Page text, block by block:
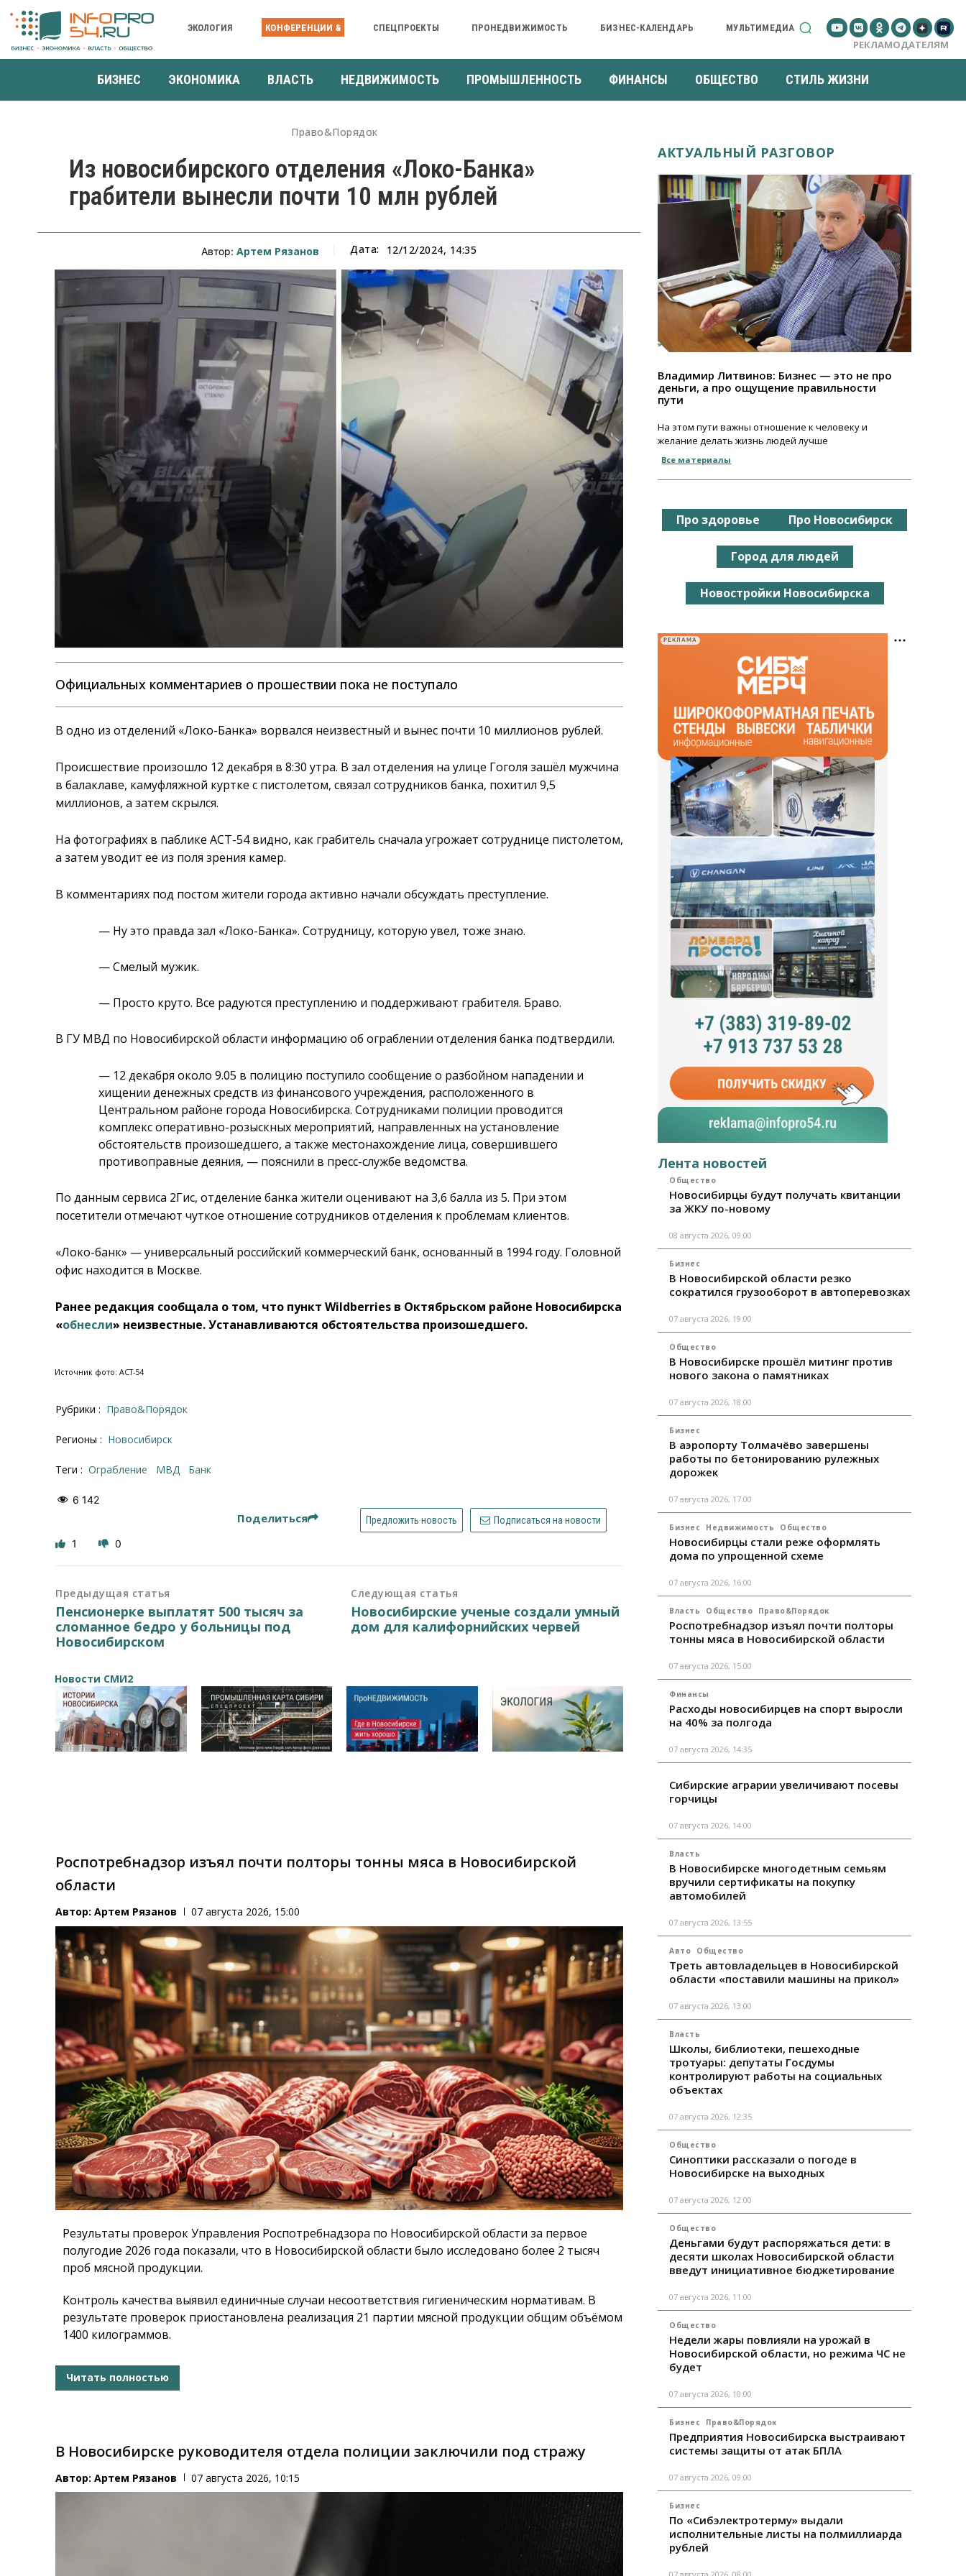
ЭКОЛОГИЯ КОНФЕРЕНЦИИ & СПЕЦПРОЕКТЫ ПРОНЕДВИЖИМОСТЬ БИЗНЕС-КАЛЕНДАРЬ МУЛЬТИМЕДИА
РЕКЛАМОДАТЕЛЯМ
БИЗНЕС ЭКОНОМИКА ВЛАСТЬ НЕДВИЖИМОСТЬ ПРОМЫШЛЕННОСТЬ ФИНАНСЫ ОБЩЕСТВО СТИЛЬ ЖИЗНИ
Право&Порядок
Из новосибирского отделения «Локо-Банка»
грабители вынесли почти 10 млн рублей
Автор:Артем Рязанов Дата: 12/12/2024, 14:35
Официальных комментариев о прошествии пока не поступало
В одно из отделений «Локо-Банка» ворвался неизвестный и вынес почти 10 миллионов рублей.
Происшествие произошло 12 декабря в 8:30 утра. В зал отделения на улице Гоголя зашёл мужчина
в балаклаве, камуфляжной куртке с пистолетом, связал сотрудников банка, похитил 9,5
миллионов, а затем скрылся.
На фотографиях в паблике АСТ-54 видно, как грабитель сначала угрожает сотруднице пистолетом,
а затем уводит ее из поля зрения камер.
В комментариях под постом жители города активно начали обсуждать преступление.
— Ну это правда зал «Локо-Банка». Сотрудницу, которую увел, тоже знаю.
— Смелый мужик.
— Просто круто. Все радуются преступлению и поддерживают грабителя. Браво.
В ГУ МВД по Новосибирской области информацию об ограблении отделения банка подтвердили.
— 12 декабря около 9.05 в полицию поступило сообщение о разбойном нападении и
хищении денежных средств из финансового учреждения, расположенного в
Центральном районе города Новосибирска. Сотрудниками полиции проводится
комплекс оперативно-розыскных мероприятий, направленных на установление
обстоятельств произошедшего, а также местонахождение лица, совершившего
противоправные деяния, — пояснили в пресс-службе ведомства.
По данным сервиса 2Гис, отделение банка жители оценивают на 3,6 балла из 5. При этом
посетители отмечают чуткое отношение сотрудников отделения к проблемам клиентов.
«Локо-банк» — универсальный российский коммерческий банк, основанный в 1994 году. Головной
офис находится в Москве.
Ранее редакция сообщала о том, что пункт Wildberries в Октябрьском районе Новосибирска
«обнесли» неизвестные. Устанавливаются обстоятельства произошедшего.
Источник фото: АСТ-54
Рубрики : Право&Порядок
Регионы : Новосибирск
Теги : ограбление МВД банк
6 142
Поделиться Предложить новость Подписаться на новости
1 0
Предыдущая статья
Пенсионерке выплатят 500 тысяч за
сломанное бедро у больницы под
Новосибирском
Следующая статья
Новосибирские ученые создали умный
дом для калифорнийских червей
Новости СМИ2
Роспотребнадзор изъял почти полторы тонны мяса в Новосибирской
области
Автор:Артем Рязанов 07 августа 2026, 15:00
Результаты проверок Управления Роспотребнадзора по Новосибирской области за первое
полугодие 2026 года показали, что в Новосибирской области было исследовано более 2 тысяч
проб мясной продукции.
Контроль качества выявил единичные случаи несоответствия гигиеническим нормативам. В
результате проверок приостановлена реализация 21 партии мясной продукции общим объёмом
1400 килограммов.
Читать полностью
В Новосибирске руководителя отдела полиции заключили под стражу
Автор:Артем Рязанов 07 августа 2026, 10:15
АКТУАЛЬНЫЙ РАЗГОВОР
Владимир Литвинов: Бизнес — это не про
деньги, а про ощущение правильности
пути
На этом пути важны отношение к человеку и
желание делать жизнь людей лучше
Все материалы
Про здоровье Про Новосибирск
Город для людей
Новостройки Новосибирска
РЕКЛАМА
Лента новостей
Общество
Новосибирцы будут получать квитанции
за ЖКУ по-новому
08 августа 2026, 09:00
Бизнес
В Новосибирской области резко
сократился грузооборот в автоперевозках
07 августа 2026, 19:00
Общество
В Новосибирске прошёл митинг против
нового закона о памятниках
07 августа 2026, 18:00
Бизнес
В аэропорту Толмачёво завершены
работы по бетонированию рулежных
дорожек
07 августа 2026, 17:00
Бизнес Недвижимость Общество
Новосибирцы стали реже оформлять
дома по упрощенной схеме
07 августа 2026, 16:00
Власть Общество Право&Порядок
Роспотребнадзор изъял почти полторы
тонны мяса в Новосибирской области
07 августа 2026, 15:00
Финансы
Расходы новосибирцев на спорт выросли
на 40% за полгода
07 августа 2026, 14:35
Сибирские аграрии увеличивают посевы
горчицы
07 августа 2026, 14:00
Власть
В Новосибирске многодетным семьям
вручили сертификаты на покупку
автомобилей
07 августа 2026, 13:55
Авто Общество
Треть автовладельцев в Новосибирской
области «поставили машины на прикол»
07 августа 2026, 13:00
Власть
Школы, библиотеки, пешеходные
тротуары: депутаты Госдумы
контролируют работы на социальных
объектах
07 августа 2026, 12:35
Общество
Синоптики рассказали о погоде в
Новосибирске на выходных
07 августа 2026, 12:00
Общество
Деньгами будут распоряжаться дети: в
десяти школах Новосибирской области
введут инициативное бюджетирование
07 августа 2026, 11:00
Общество
Недели жары повлияли на урожай в
Новосибирской области, но режима ЧС не
будет
07 августа 2026, 10:00
Бизнес Право&Порядок
Предприятия Новосибирска выстраивают
системы защиты от атак БПЛА
07 августа 2026, 09:00
Бизнес
По «Сибэлектротерму» выдали
исполнительные листы на полмиллиарда
рублей